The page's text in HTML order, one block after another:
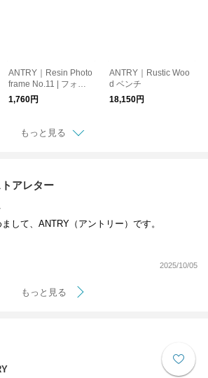
ANTRY｜Resin Photo
frame No.11 | フォト
フレーム
1,760円
ANTRY｜Rustic Woo
d ベンチ
18,150円
もっと見る
アレター
して、ANTRY（アントリー）です。
2025/10/05
もっと見る